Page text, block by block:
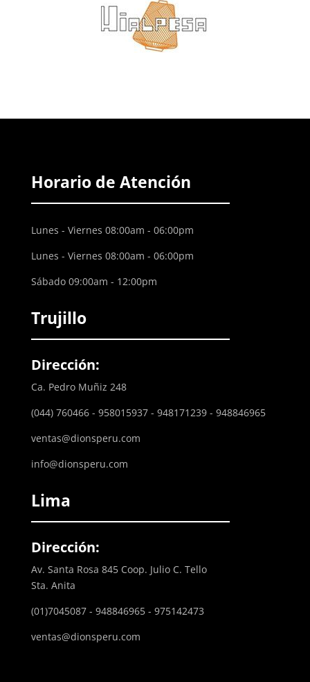
Horario de Atención
Lunes - Viernes 08:00am - 06:00pm
Lunes - Viernes 08:00am - 06:00pm
Sábado 09:00am - 12:00pm
Trujillo
Dirección:
Ca. Pedro Muñiz 248
(044) 760466 - 958015937 - 948171239 - 948846965
ventas@dionsperu.com
info@dionsperu.com
Lima
Dirección:
Av. Santa Rosa 845 Coop. Julio C. Tello
Sta. Anita
(01)7045087 - 948846965 - 975142473
ventas@dionsperu.com